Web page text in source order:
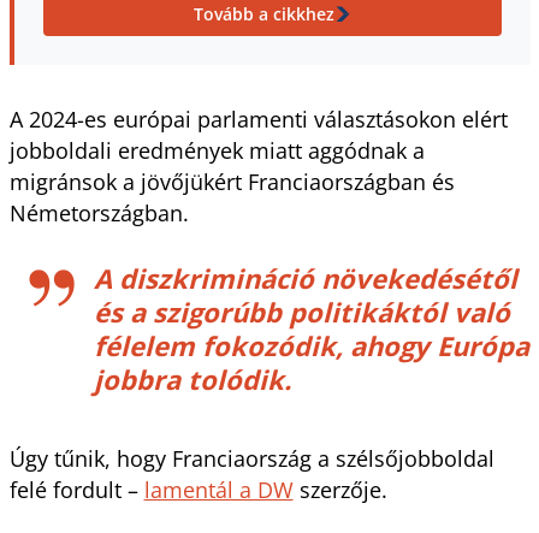
Tovább a cikkhez
A 2024-es európai parlamenti választásokon elért
jobboldali eredmények miatt aggódnak a
migránsok a jövőjükért Franciaországban és
Németországban.
A diszkrimináció növekedésétől
és a szigorúbb politikáktól való
félelem fokozódik, ahogy Európa
jobbra tolódik.
Úgy tűnik, hogy Franciaország a szélsőjobboldal
felé fordult – lamentál a DWszerzője.